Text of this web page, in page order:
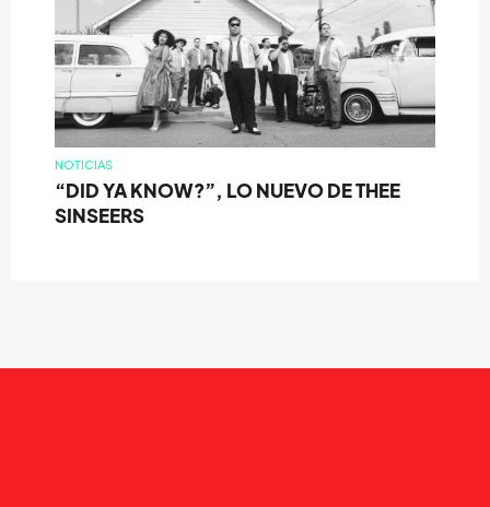
NOTICIAS
“DID YA KNOW?”, LO NUEVO DE THEE
SINSEERS